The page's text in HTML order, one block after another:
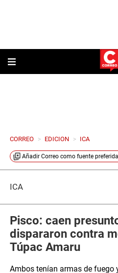
CORREO > EDICION > ICA
Añadir Correo como fuente
ICA
Pisco: caen
dispararon contra
Túpac Amaru
Ambos tenían armas de fuego